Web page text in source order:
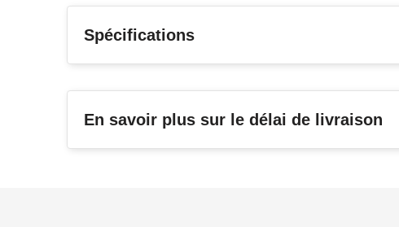
Spécifications
En savoir plus sur le délai de livraison